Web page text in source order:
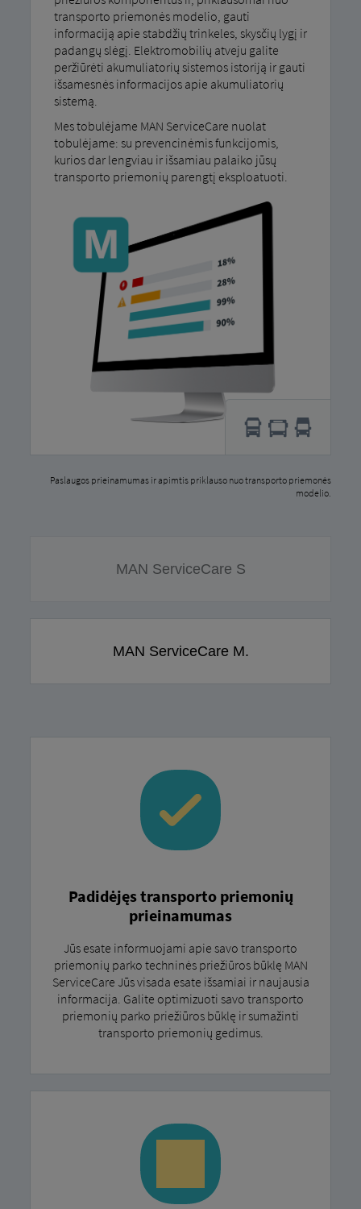
transporto priemonės modelio, gauti
informaciją apie stabdžių trinkeles, skysčių lygį ir
padangų slėgį. Elektromobilių atveju galite
peržiūrėti akumuliatorių sistemos istoriją ir gauti
išsamesnės informacijos apie akumuliatorių
sistemą.
Mes tobulėjame MAN ServiceCare nuolat
tobulėjame: su prevencinėmis funkcijomis,
kurios dar lengviau ir išsamiau palaiko jūsų
transporto priemonių parengtį eksploatuoti.
Paslaugos prieinamumas ir apimtis priklauso nuo transporto priemonės
modelio.
MAN ServiceCare S
MAN ServiceCare M.
Padidėjęs transporto priemonių
prieinamumas
Jūs esate informuojami apie savo transporto
priemonių parko techninės priežiūros būklę MAN
ServiceCare Jūs visada esate išsamiai ir naujausia
informacija. Galite optimizuoti savo transporto
priemonių parko priežiūros būklę ir sumažinti
transporto priemonių gedimus.